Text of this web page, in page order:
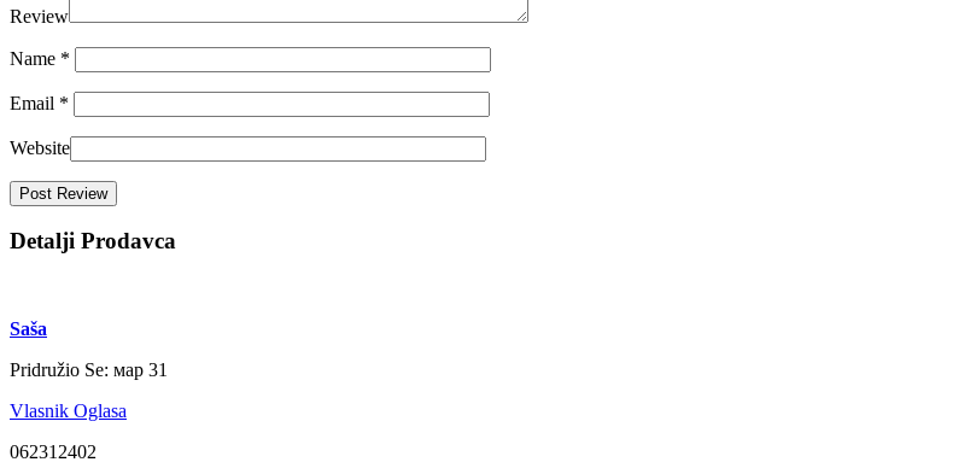
Review
Name *
Email *
Website
Detalji Prodavca
Saša
Pridružio Se: мар 31
Vlasnik Oglasa
062312402